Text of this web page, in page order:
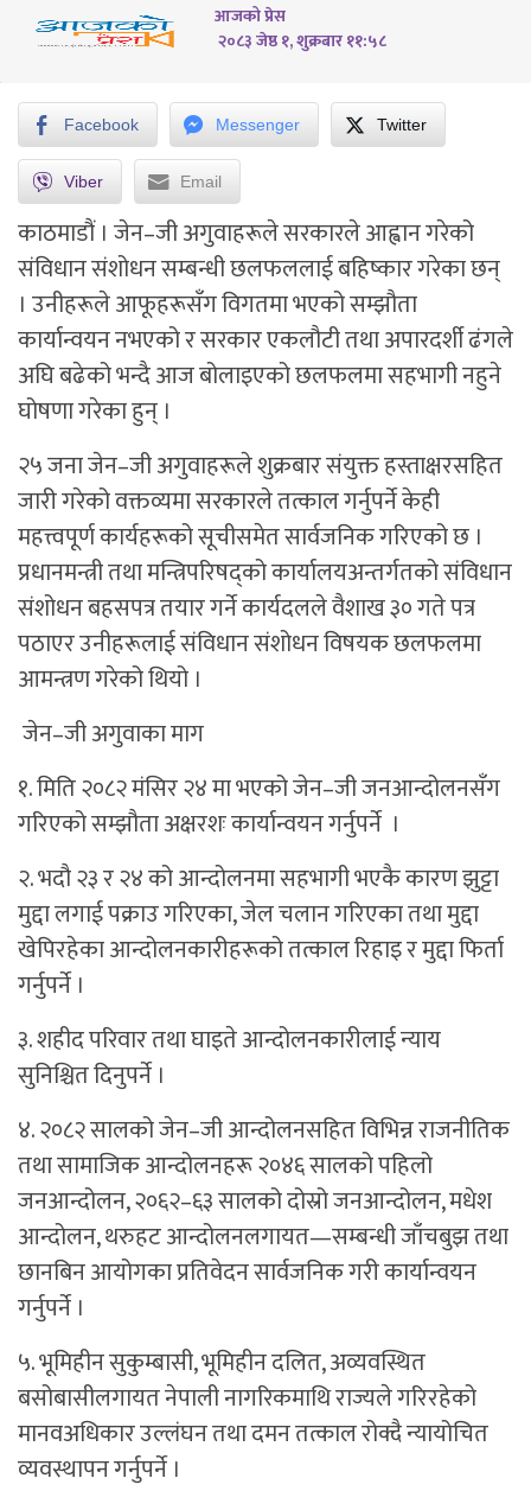
आजको प्रेस
२०८३ जेष्ठ १, शुक्रबार ११:५८
Facebook Messenger Twitter
Viber Email
काठमाडौं । जेन–जी अगुवाहरूले सरकारले आह्वान गरेको
संविधान संशोधन सम्बन्धी छलफललाई बहिष्कार गरेका छन्
। उनीहरूले आफूहरूसँग विगतमा भएको सम्झौता
कार्यान्वयन नभएको र सरकार एकलौटी तथा अपारदर्शी ढंगले
अघि बढेको भन्दै आज बोलाइएको छलफलमा सहभागी नहुने
घोषणा गरेका हुन् ।
२५ जना जेन–जी अगुवाहरूले शुक्रबार संयुक्त हस्ताक्षरसहित
जारी गरेको वक्तव्यमा सरकारले तत्काल गर्नुपर्ने केही
महत्त्वपूर्ण कार्यहरूको सूचीसमेत सार्वजनिक गरिएको छ ।
प्रधानमन्त्री तथा मन्त्रिपरिषद्को कार्यालयअन्तर्गतको संविधान
संशोधन बहसपत्र तयार गर्ने कार्यदलले वैशाख ३० गते पत्र
पठाएर उनीहरूलाई संविधान संशोधन विषयक छलफलमा
आमन्त्रण गरेको थियो ।
जेन–जी अगुवाका माग
१. मिति २०८२ मंसिर २४ मा भएको जेन–जी जनआन्दोलनसँग
गरिएको सम्झौता अक्षरशः कार्यान्वयन गर्नुपर्ने ।
२. भदौ २३ र २४ को आन्दोलनमा सहभागी भएकै कारण झुट्टा
मुद्दा लगाई पक्राउ गरिएका, जेल चलान गरिएका तथा मुद्दा
खेपिरहेका आन्दोलनकारीहरूको तत्काल रिहाइ र मुद्दा फिर्ता
गर्नुपर्ने ।
३. शहीद परिवार तथा घाइते आन्दोलनकारीलाई न्याय
सुनिश्चित दिनुपर्ने ।
४. २०८२ सालको जेन–जी आन्दोलनसहित विभिन्न राजनीतिक
तथा सामाजिक आन्दोलनहरू २०४६ सालको पहिलो
जनआन्दोलन, २०६२–६३ सालको दोस्रो जनआन्दोलन, मधेश
आन्दोलन, थरुहट आन्दोलनलगायत—सम्बन्धी जाँचबुझ तथा
छानबिन आयोगका प्रतिवेदन सार्वजनिक गरी कार्यान्वयन
गर्नुपर्ने ।
५. भूमिहीन सुकुम्बासी, भूमिहीन दलित, अव्यवस्थित
बसोबासीलगायत नेपाली नागरिकमाथि राज्यले गरिरहेको
मानवअधिकार उल्लंघन तथा दमन तत्काल रोक्दै न्यायोचित
व्यवस्थापन गर्नुपर्ने ।